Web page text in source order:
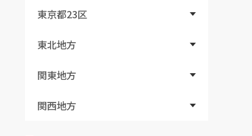
東京都23区
東北地方
関東地方
関西地方